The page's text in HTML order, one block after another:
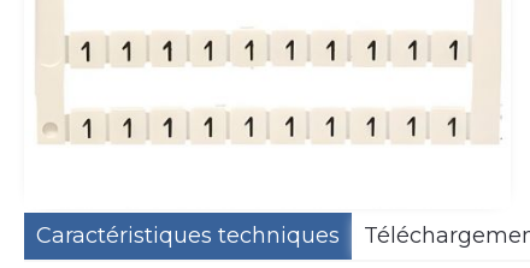
Caractéristiques techniques